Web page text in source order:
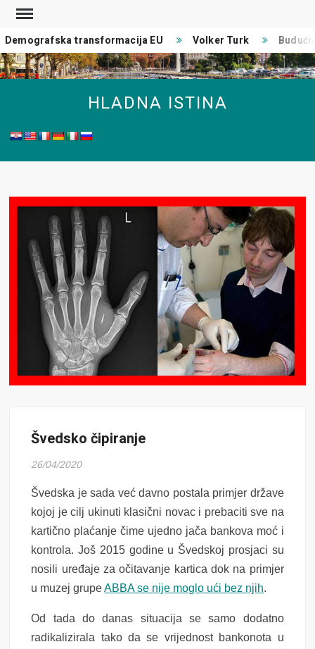
Skip
content
transformacija EU Volker Turk
HLADNA ISTINA
Švedsko čipiranje
26/04/2020
Švedska je sada već davno postala primjer države
kojoj je cilj ukinuti klasični novac i prebaciti sve na
kartično plaćanje čime ujedno jača bankova moć i
kontrola. Još 2015 godine u Švedskoj prosjaci su
nosili uređaje za očitavanje kartica dok na primjer
u muzej grupeABBA se nije moglo ući bez njih.
Od tada do danas situacija se samo dodatno
radikalizirala tako da se vrijednost bankonota u